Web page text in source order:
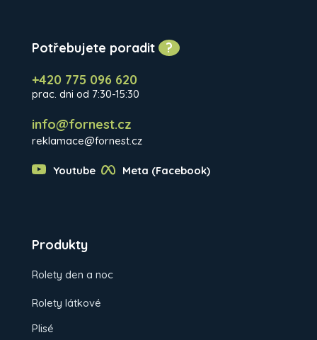
Potřebujete poradit ?
+420 775 096 620
prac. dni od 7:30-15:30
info@fornest.cz
reklamace@fornest.cz
Youtube Meta (Facebook)
Produkty
Rolety den a noc
Rolety látkové
Plisé